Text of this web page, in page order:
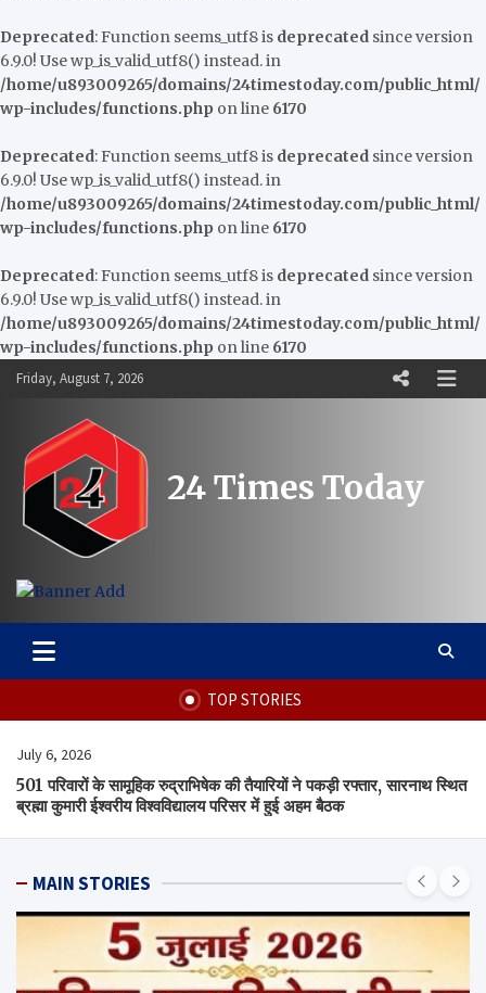
Deprecated: Function seems_utf8 is deprecated since version
6.9.0! Use wp_is_valid_utf8() instead. in
/home/u893009265/domains/24timestoday.com/public_html/
wp-includes/functions.php on line 6170
Deprecated: Function seems_utf8 is deprecated since version
6.9.0! Use wp_is_valid_utf8() instead. in
/home/u893009265/domains/24timestoday.com/public_html/
wp-includes/functions.php on line 6170
Deprecated: Function seems_utf8 is deprecated since version
6.9.0! Use wp_is_valid_utf8() instead. in
/home/u893009265/domains/24timestoday.com/public_html/
wp-includes/functions.php on line 6170
SkipFriday, August 7, 2026
24 Times Today
TOP STORIES
July 6, 2026
501 परिवारों के सामूहिक रुद्राभिषेक की तैयारियों ने पकड़ी रफ्तार, सारनाथ स्थित
ब्रह्मा कुमारी ईश्वरीय विश्वविद्यालय परिसर में हुई अहम बैठक
MAIN STORIES